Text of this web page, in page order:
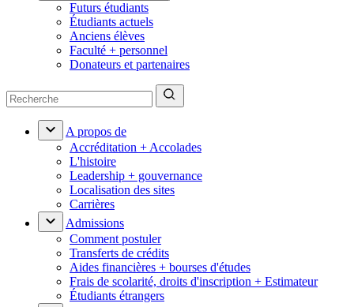
Futurs étudiants
Étudiants actuels
Anciens élèves
Faculté + personnel
Donateurs et partenaires
A propos de
Accréditation + Accolades
L'histoire
Leadership + gouvernance
Localisation des sites
Carrières
Admissions
Comment postuler
Transferts de crédits
Aides financières + bourses d'études
Frais de scolarité, droits d'inscription + Estimateur
Étudiants étrangers